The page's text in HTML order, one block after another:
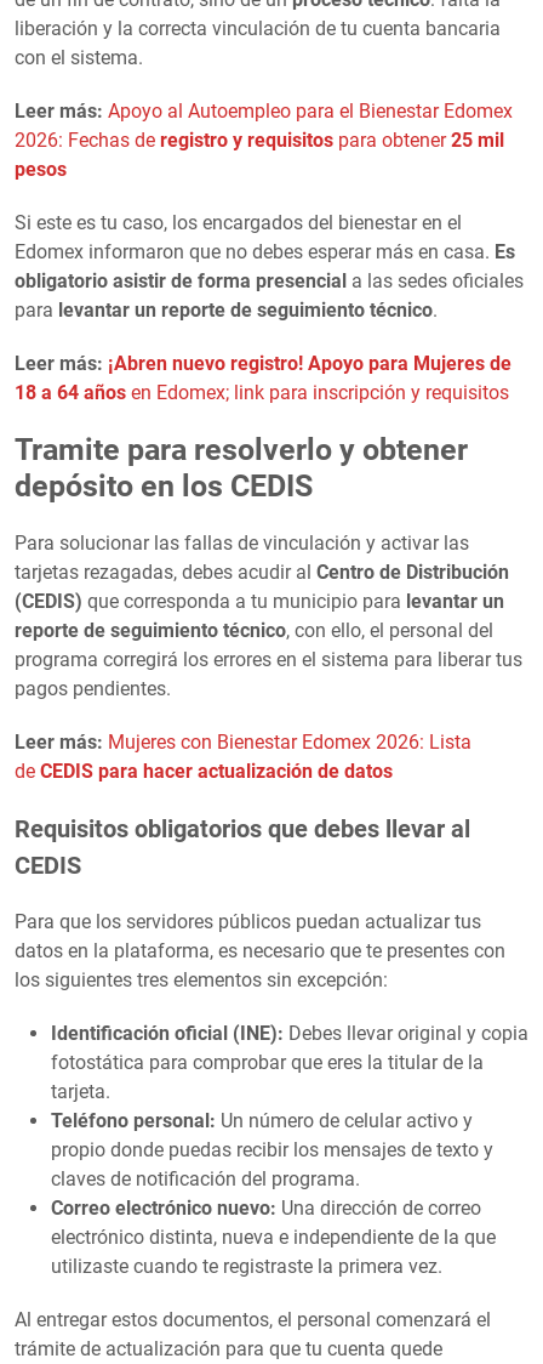
liberación y la correcta vinculación de tu cuenta bancaria
con el sistema.
Leer más: Apoyo al Autoempleo para el Bienestar Edomex
2026: Fechas de registro y requisitos para obtener25 mil
pesos
Si este es tu caso, los encargados del bienestar en el
Edomex informaron que no debes esperar más en casa. Es
obligatorio asistir de forma presencial a las sedes oficiales
para levantar un reporte de seguimiento técnico.
Leer más: ¡Abren nuevo registro! Apoyo para Mujeres de
18 a 64 años en Edomex; link para inscripción y requisitos
Tramite para resolverlo y obtener
depósito en los CEDIS
Para solucionar las fallas de vinculación y activar las
tarjetas rezagadas, debes acudir al Centro de Distribución
(CEDIS) que corresponda a tu municipio para levantar un
reporte de seguimiento técnico, con ello, el personal del
programa corregirá los errores en el sistema para liberar tus
pagos pendientes.
Leer más: Mujeres con Bienestar Edomex 2026: Lista
de CEDIS para hacer actualización de datos
Requisitos obligatorios que debes llevar al
CEDIS
Para que los servidores públicos puedan actualizar tus
datos en la plataforma, es necesario que te presentes con
los siguientes tres elementos sin excepción:
Identificación oficial (INE): Debes llevar original y copia
fotostática para comprobar que eres la titular de la
tarjeta.
Teléfono personal: Un número de celular activo y
propio donde puedas recibir los mensajes de texto y
claves de notificación del programa.
Correo electrónico nuevo: Una dirección de correo
electrónico distinta, nueva e independiente de la que
utilizaste cuando te registraste la primera vez.
Al entregar estos documentos, el personal comenzará el
trámite de actualización para que tu cuenta quede